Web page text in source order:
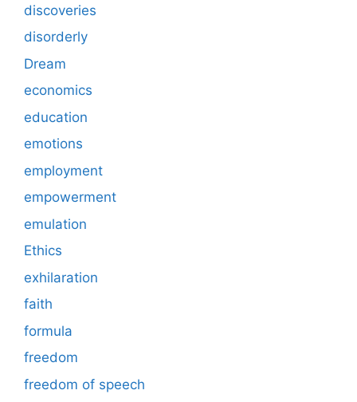
discoveries
disorderly
Dream
economics
education
emotions
employment
empowerment
emulation
Ethics
exhilaration
faith
formula
freedom
freedom of speech